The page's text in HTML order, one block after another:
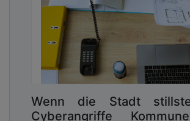
integrierten Datenbasis über alle
Gebäudeeinheiten erhalten die
Zugriff auf alle verfügbaren
profitieren von ganzheitlichen
sowie einer anschaulichen
gesteigerten Anspruch auf
kommunalen Bereich Rechnung zu
von OAS eigens für die
Wenn die Stadt
Cyberangriffe